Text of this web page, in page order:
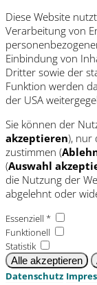
Diese Website
Verarbeitung von
Einbindung von
Dritter sowie der
Funktion werden
der USA
Sie können der
akzeptieren), nur
zustimmen (
(Auswahl
die Nutzung der
abgelehnt oder
Essenziell *
Funktionell
Statistik
Datenschutz